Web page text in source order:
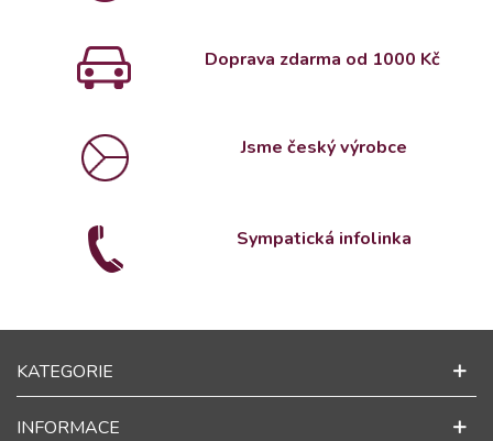
Doprava zdarma od 1000 Kč
Jsme český výrobce
Sympatická infolinka
KATEGORIE
INFORMACE